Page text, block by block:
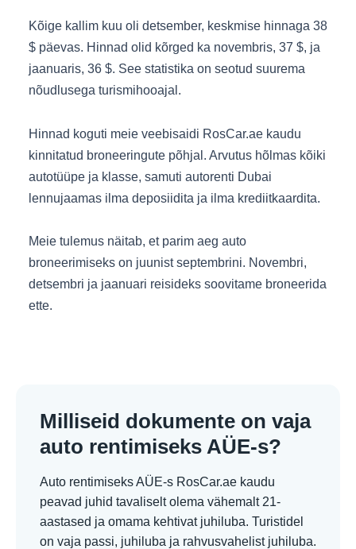
Kõige kallim kuu oli detsember, keskmise hinnaga 38
$ päevas. Hinnad olid kõrged ka novembris, 37 $, ja
jaanuaris, 36 $. See statistika on seotud suurema
nõudlusega turismihooajal.
Hinnad koguti meie veebisaidi RosCar.ae kaudu
kinnitatud broneeringute põhjal. Arvutus hõlmas kõiki
autotüüpe ja klasse, samuti autorenti Dubai
lennujaamas ilma deposiidita ja ilma krediitkaardita.
Meie tulemus näitab, et parim aeg auto
broneerimiseks on juunist septembrini. Novembri,
detsembri ja jaanuari reisideks soovitame broneerida
ette.
Milliseid dokumente on vaja
auto rentimiseks AÜE-s?
Auto rentimiseks AÜE-s RosCar.ae kaudu
peavad juhid tavaliselt olema vähemalt 21-
aastased ja omama kehtivat juhiluba. Turistidel
on vaja passi, juhiluba ja rahvusvahelist juhiluba.